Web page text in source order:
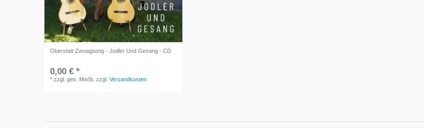
Oberstatt Zwoagsong - Jodler Und Gesang - CD
0,00 € *
*zzgl. ges. MwSt. zzgl.Versandkosten